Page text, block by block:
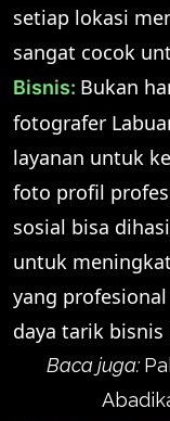
setiap lokasi
sangat cocok
Bisnis: Bukan
fotografer
layanan untuk
foto profil
sosial bisa
untuk
yang
daya tarik bisnis
Baca juga: